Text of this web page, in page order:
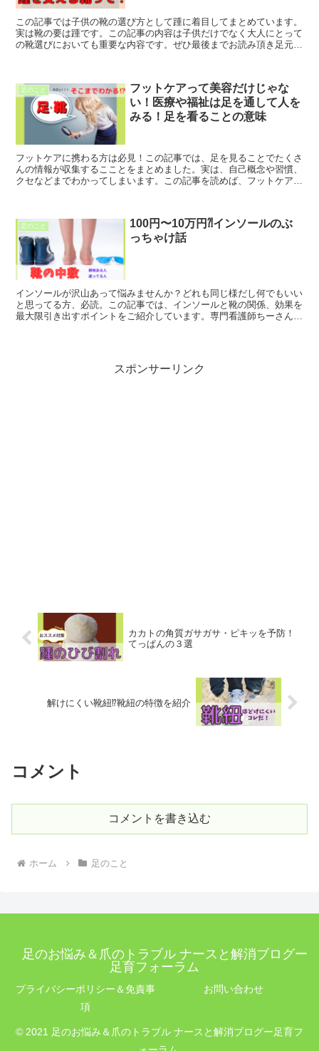
この記事では子供の靴の選び方として踵に着目してまとめています。
実は靴の要は踵です。この記事の内容は子供だけでなく大人にとって
の靴選びにおいても重要な内容です。ぜひ最後までお読み頂き足元か
足のこと
フットケアって美容だけじゃな
い！医療や福祉は足を通して人を
みる！足を看ることの意味
フットケアに携わる方は必見！この記事では、足を見ることでたくさ
んの情報が収集するこことをまとめました。実は、自己概念や習慣、
クセなどまでわかってしまいます。この記事を読めば、フットケアを
足のこと
100円〜10万円⁈インソールのぶ
っちゃけ話
インソールが沢山あって悩みませんか？どれも同じ様だし何でもいい
と思ってる方、必読。この記事では、インソールと靴の関係、効果を
最大限引き出すポイントをご紹介しています。専門看護師ちーさんと
スポンサーリンク
カカトの角質ガサガサ・ピキッを予防！
てっぱんの３選
解けにくい靴紐⁉️靴紐の特徴を紹介
コメント
コメントを書き込む
ホーム 足のこと
足のお悩み＆爪のトラブル ナースと解消ブログー
足育フォーラム
プライバシーポリシー＆免責事
項
お問い合わせ
© 2021 足のお悩み＆爪のトラブル ナースと解消ブログー足育フ